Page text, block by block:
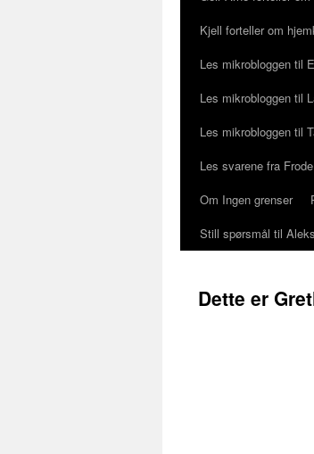
Kjell forteller om
Les mikrobloggen til
Les mikrobloggen til
Les mikrobloggen til
Les svarene fra
Om Ingen grenser
Still spørsmål til
Dette er